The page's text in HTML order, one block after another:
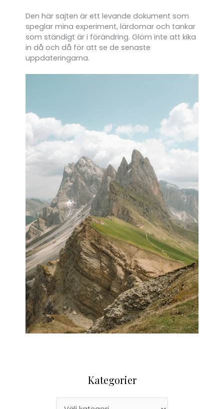
Den här sajten är ett levande dokument som
speglar mina experiment, lärdomar och tankar
som ständigt är i förändring. Glöm inte att kika
in då och då för att se de senaste
uppdateringarna.
Kategorier